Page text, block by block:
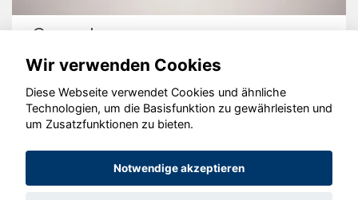
Cupra Leon
© konjunkturmotor.de GmbH 2020 - 2026
Wir verwenden Cookies
Diese Webseite verwendet Cookies und ähnliche
Technologien, um die Basisfunktion zu gewährleisten und
um Zusatzfunktionen zu bieten.
Notwendige akzeptieren